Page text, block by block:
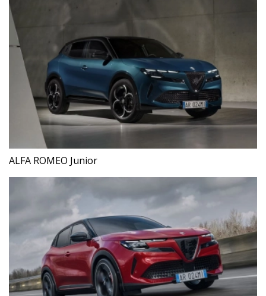
ALFA ROMEO Junior